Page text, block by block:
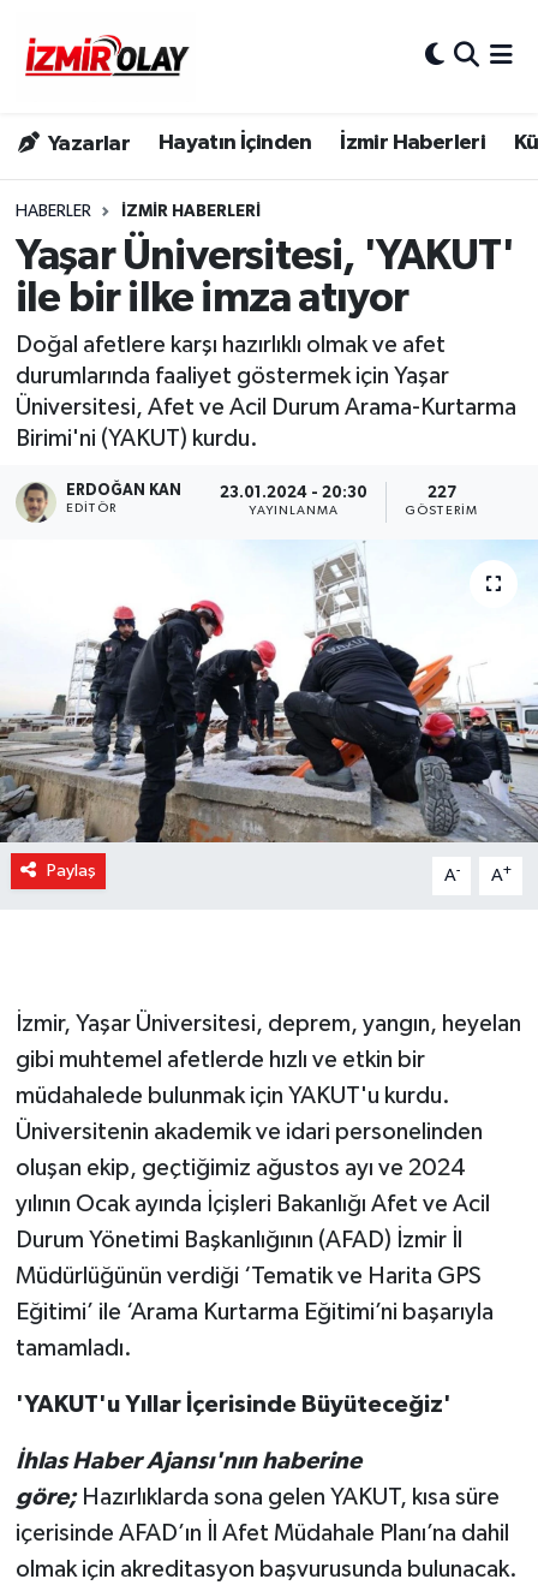
Yazarlar Hayatın İçinden İzmir Haberleri
HABERLER İZMIR HABERLERI
Yaşar Üniversitesi, 'YAKUT'
ile bir ilke imza atıyor
Doğal afetlere karşı hazırlıklı olmak ve afet
durumlarında faaliyet göstermek için Yaşar
Üniversitesi, Afet ve Acil Durum Arama-Kurtarma
Birimi'ni (YAKUT) kurdu.
ERDOĞAN KAN
EDITÖR
23.01.2024 - 20:30
YAYINLANMA
227
GÖSTERIM
Paylaş A- A+
İzmir, Yaşar Üniversitesi, deprem, yangın, heyelan
gibi muhtemel afetlerde hızlı ve etkin bir
müdahalede bulunmak için YAKUT'u kurdu.
Üniversitenin akademik ve idari personelinden
oluşan ekip, geçtiğimiz ağustos ayı ve 2024
yılının Ocak ayında İçişleri Bakanlığı Afet ve Acil
Durum Yönetimi Başkanlığının (AFAD) İzmir İl
Müdürlüğünün verdiği ‘Tematik ve Harita GPS
Eğitimi’ ile ‘Arama Kurtarma Eğitimi’ni başarıyla
tamamladı.
'YAKUT'u Yıllar İçerisinde Büyüteceğiz'
İhlas Haber Ajansı'nın haberine
göre; Hazırlıklarda sona gelen YAKUT, kısa süre
içerisinde AFAD’ın İl Afet Müdahale Planı’na dahil
olmak için akreditasyon başvurusunda bulunacak.
Konak Trafik Yoğunluk Haritası
Süper Lig Puan Durumu ve Fikstür
Tüm Manşetler
Son Dakika Haberleri
Haber Arşivi